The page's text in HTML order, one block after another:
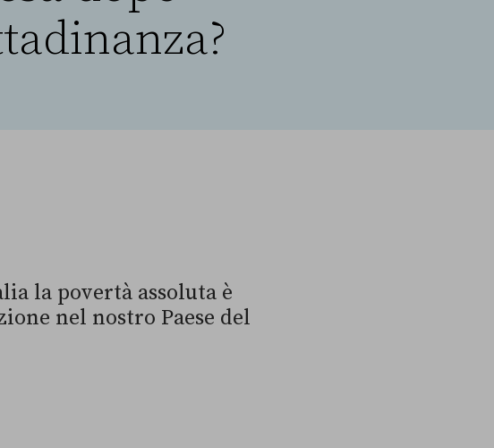
la povertà assoluta è
nel nostro Paese del